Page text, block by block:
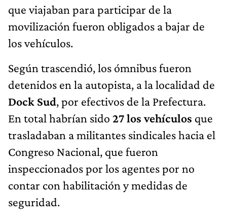
que viajaban para participar de la
movilización fueron obligados a bajar de
los vehículos.
Según trascendió, los ómnibus fueron
detenidos en la autopista, a la localidad de
Dock Sud, por efectivos de la Prefectura.
En total habrían sido 27 los vehículos que
trasladaban a militantes sindicaleshacia el
Congreso Nacional, que fueron
inspeccionados por los agentes por no
contar con habilitación y medidas de
seguridad.